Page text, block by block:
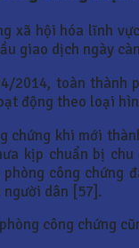
xã hội hóa lĩnh
giao dịch ngày
2014, toàn thành
động theo loại
chứng khi mới
kịp chuẩn bị
phòng công
người dân [57].
công chứng